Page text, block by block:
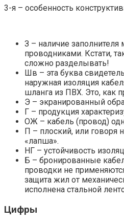
3-я – особенность
З – наличие
проводниками. Кстати,
сложно разделывать!
Шв – эта буква
наружная изоляция
шланга из ПВХ. Это, как
Э – экранированный
Г – продукция
ОЖ – кабель (провод)
П – плоский, или говоря
«лапша».
НГ – устойчивость
Б – бронированные
проводки не
защита жил от
исполнена стальной
Цифры